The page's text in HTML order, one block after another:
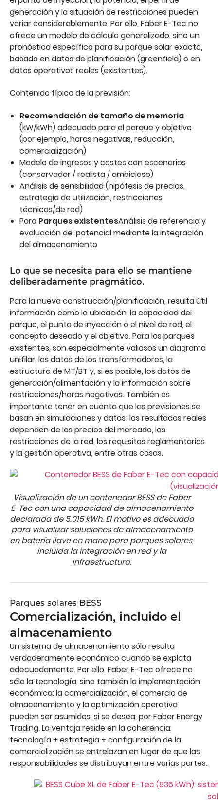
generación y la situación de restricciones pueden
variar considerablemente. Por ello, Faber E-Tec no
ofrece un modelo de cálculo generalizado, sino un
pronóstico específico para su parque solar exacto,
basado en datos de planificación (greenfield) o en
datos operativos reales (existentes).
Contenido típico de la previsión:
Recomendación de tamaño de memoria
(kW/kWh) adecuado para el parque y objetivo
(por ejemplo, horas negativas, reducción,
comercialización)
Modelo de ingresos y costes con escenarios
(conservador / realista / ambicioso)
Análisis de sensibilidad (hipótesis de precios,
estrategia de utilización, restricciones
técnicas/de red)
Para Parques existentesAnálisis de referencia y
evaluación del potencial mediante la integración
del almacenamiento
Lo que se necesita para ello se mantiene
deliberadamente pragmático.
Para la nueva construcción/planificación, resulta útil
información como la ubicación, la capacidad del
parque, el punto de inyección o el nivel de red, el
concepto deseado y el objetivo. Para los parques
existentes, son especialmente valiosos un diagrama
unifilar, los datos de los transformadores, la
estructura de MT/BT y, si es posible, los datos de
generación/alimentación y la información sobre
restricciones/horas negativas. También es
importante tener en cuenta que las previsiones se
basan en simulaciones y datos; los resultados reales
dependen de los precios del mercado, las
restricciones de la red, los requisitos reglamentarios
y la gestión operativa, entre otras cosas.
Visualización de un contenedor BESS de Faber
E-Tec con una capacidad de almacenamiento
declarada de 5.015 kWh. El motivo es adecuado
para visualizar soluciones de almacenamiento
en batería llave en mano para parques solares,
incluida la integración en red y la
infraestructura.
Parques solares BESS
Comercialización, incluido el
almacenamiento
Un sistema de almacenamiento sólo resulta
verdaderamente económico cuando se explota
adecuadamente. Por ello, Faber E-Tec ofrece no
sólo la tecnología, sino también la implementación
económica: la comercialización, el comercio de
almacenamiento y la optimización operativa
pueden ser asumidos, si se desea, por Faber Energy
Trading. La ventaja reside en la coherencia:
tecnología + estrategia + configuración de la
comercialización se entrelazan en lugar de que las
responsabilidades se distribuyan entre varias partes.